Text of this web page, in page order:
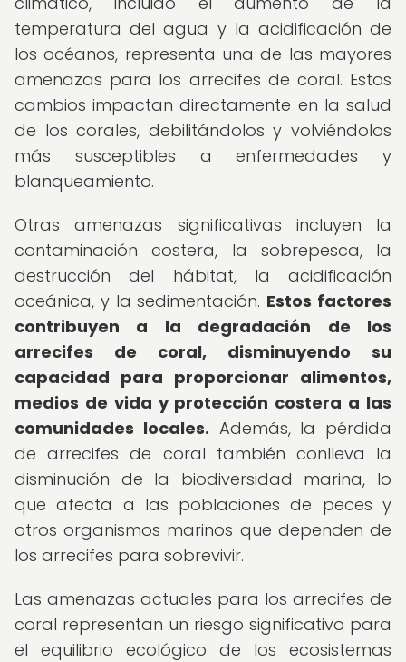
temperatura del agua y la acidificación de
los océanos, representa una de las mayores
amenazas para los arrecifes de coral. Estos
cambios impactan directamente en la salud
de los corales, debilitándolos y volviéndolos
más susceptibles a enfermedades y
blanqueamiento.
Otras amenazas significativas incluyen la
contaminación costera, la sobrepesca, la
destrucción del hábitat, la acidificación
oceánica, y la sedimentación. Estos factores
contribuyen a la degradación de los
arrecifes de coral, disminuyendo su
capacidad para proporcionar alimentos,
medios de vida y protección costera a las
comunidades locales. Además, la pérdida
de arrecifes de coral también conlleva la
disminución de la biodiversidad marina, lo
que afecta a las poblaciones de peces y
otros organismos marinos que dependen de
los arrecifes para sobrevivir.
Las amenazas actuales para los arrecifes de
coral representan un riesgo significativo para
el equilibrio ecológico de los ecosistemas